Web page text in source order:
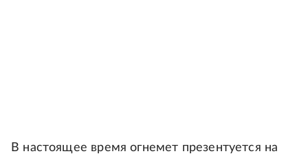
В настоящее время огнемет презентуется на